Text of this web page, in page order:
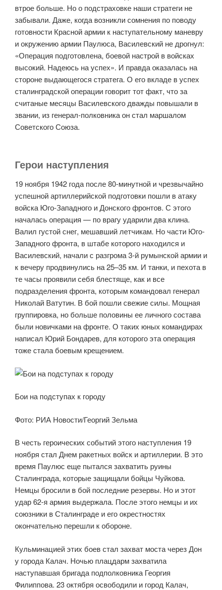
втрое больше. Но о подстраховке наши стратеги не
забывали. Даже, когда возникли сомнения по поводу
готовности Красной армии к наступательному маневру
и окружению армии Паулюса, Василевский не дрогнул:
«Операция подготовлена, боевой настрой в войсках
высокий. Надеюсь на успех». И правда оказалась на
стороне выдающегося стратега. О его вкладе в успех
сталинградской операции говорит тот факт, что за
считаные месяцы Василевского дважды повышали в
звании, из генерал-полковника он стал маршалом
Советского Союза.
Герои наступления
19 ноября 1942 года после 80-минутной и чрезвычайно
успешной артиллерийской подготовки пошли в атаку
войска Юго-Западного и Донского фронтов. С этого
началась операция — по врагу ударили два клина.
Валил густой снег, мешавший летчикам. Но части Юго-
Западного фронта, в штабе которого находился и
Василевский, начали с разгрома 3-й румынской армии и
к вечеру продвинулись на 25–35 км. И танки, и пехота в
те часы проявили себя блестяще, как и все
подразделения фронта, которым командовал генерал
Николай Ватутин. В бой пошли свежие силы. Мощная
группировка, но больше половины ее личного состава
были новичками на фронте. О таких юных командирах
написал Юрий Бондарев, для которого эта операция
тоже стала боевым крещением.
Бои на подступах к городу
Фото: РИА Новости/Георгий Зельма
В честь героических событий этого наступления 19
ноября стал Днем ракетных войск и артиллерии. В это
время Паулюс еще пытался захватить руины
Сталинграда, которые защищали бойцы Чуйкова.
Немцы бросили в бой последние резервы. Но и этот
удар 62-я армия выдержала. После этого немцы и их
союзники в Сталинграде и его окрестностях
окончательно перешли к обороне.
Кульминацией этих боев стал захват моста через Дон
у города Калач. Ночью плацдарм захватила
наступавшая бригада подполковника Георгия
Филиппова. 23 октября освободили и город Калач,